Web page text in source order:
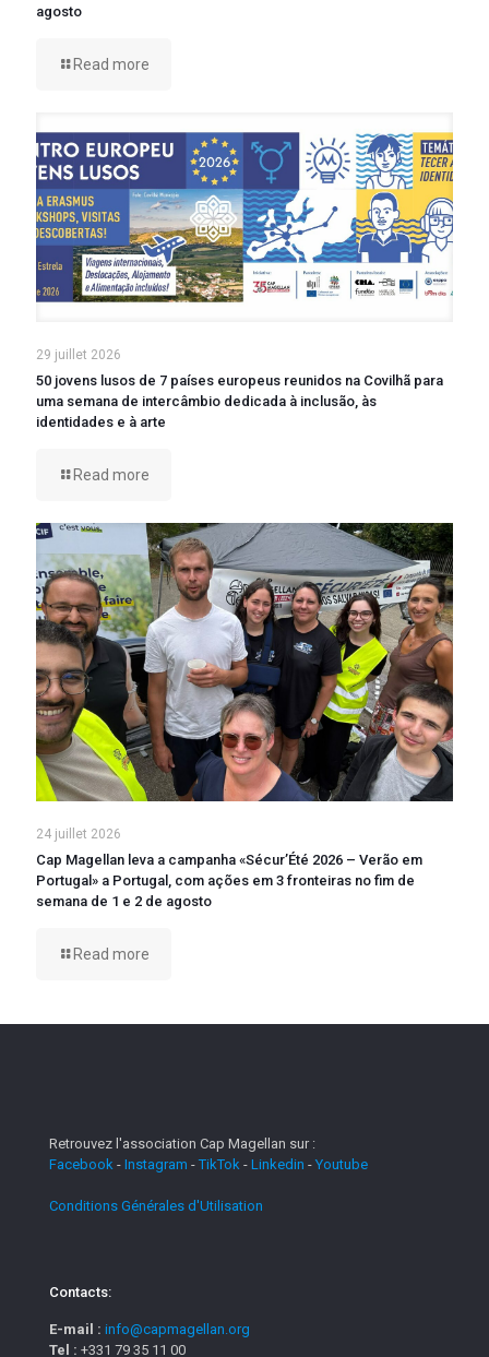
agosto
Read more
29 juillet 2026
50 jovens lusos de 7 países europeus reunidos na Covilhã para
uma semana de intercâmbio dedicada à inclusão, às
identidades e à arte
Read more
24 juillet 2026
Cap Magellan leva a campanha «Sécur’Été 2026 – Verão em
Portugal» a Portugal, com ações em 3 fronteiras no fim de
semana de 1 e 2 de agosto
Read more
Retrouvez l'association Cap Magellan sur :
Facebook - Instagram -TikTok - Linkedin - Youtube
Conditions Générales d'Utilisation
Contacts:
E-mail : info@capmagellan.org
Tel : +331 79 35 11 00